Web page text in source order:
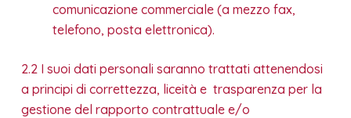
comunicazione commerciale (a mezzo fax,
telefono, posta elettronica).
2.2 I suoi dati personali saranno trattati attenendosi
a principi di correttezza, liceità e trasparenza per la
gestione del rapporto contrattuale e/o